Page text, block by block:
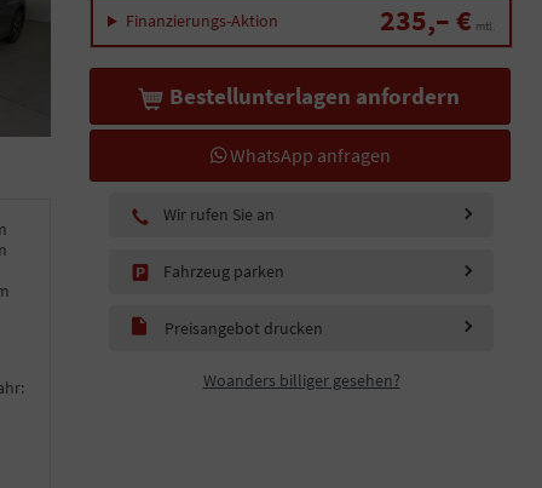
235,– € mtl.
Finanzierungs-Aktion
WhatsApp anfragen
Bestellunterlagen anfordern
Wir rufen Sie an
Fahrzeug parken
Preisangebot drucken
Woanders billiger gesehen?